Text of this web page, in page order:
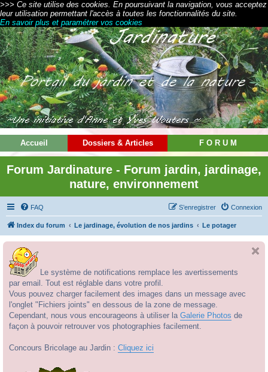
>>> Ce site utilise des cookies. En poursuivant la navigation, vous acceptez
leur utilisation permettant l'accès à toutes les fonctionnalités du site.
En savoir plus et paramétrer vos cookies
Accueil Dossiers & Articles F O R U M
Forum Jardinature - Forum jardin, jardinage,
nature, environnement
FAQ Connexion
S’enregistrer
Index du forum Le jardinage, évolution de nos jardins Le potager
Le système de notifications remplace les avertissements
par email. Tout est réglable dans votre profil.
Vous pouvez charger facilement des images dans un message avec
l'onglet "Fichiers joints" en dessous de la zone de message.
Cependant, nous vous encourageons à utiliser la Galerie Photos de
façon à pouvoir retrouver vos photographies facilement.
Concours Bricolage au Jardin : Cliquez ici